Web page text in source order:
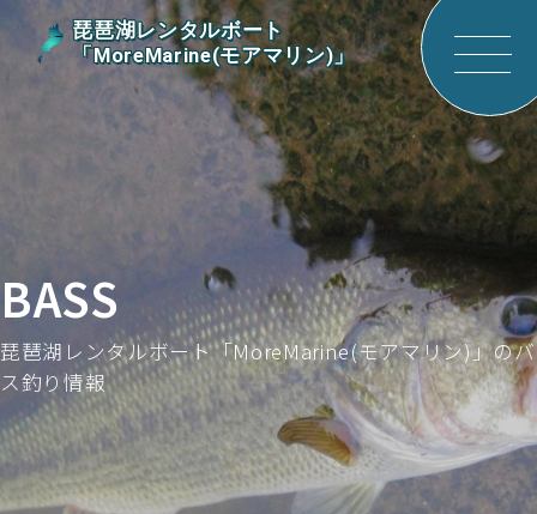
琵琶湖レンタルボート
「MoreMarine(モアマリン)」
BASS
琵琶湖レンタルボート「MoreMarine(モアマリン)」のバ
ス釣り情報
サイ
ニュ
ーを
開く